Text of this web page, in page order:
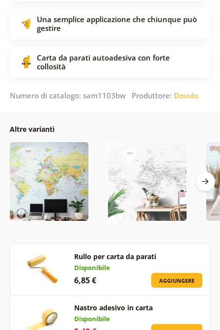
Una semplice applicazione che chiunque può
gestire
Carta da parati autoadesiva con forte
collosità
Numero di catalogo: sam1103bw Produttore: Dovido
Altre varianti
Rullo per carta da parati
Disponibile
6,85 € AGGIUNGERE
Nastro adesivo in carta
Disponibile